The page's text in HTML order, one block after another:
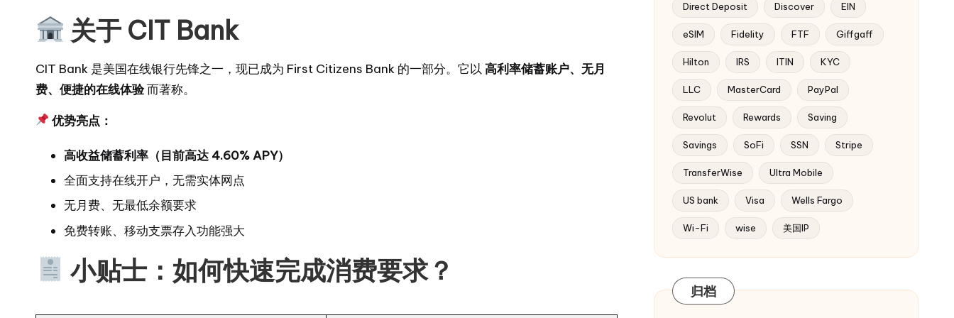
关于 CIT Bank
CIT Bank 是美国在线银行先锋之一，现已成为 First Citizens Bank 的一部分。它以 高利率储蓄账户、无月
费、便捷的在线体验而著称。
优势亮点：
高收益储蓄利率（目前高达 4.60% APY）
全面支持在线开户，无需实体网点
无月费、无最低余额要求
免费转账、移动支票存入功能强大
小贴士：如何快速完成消费要求？
Direct Deposit Discover EIN
eSIM Fidelity FTF Giffgaff
Hilton IRS ITIN KYC
LLC MasterCard PayPal
Revolut Rewards Saving
Savings SoFi SSN Stripe
TransferWise Ultra Mobile
US bank Visa Wells Fargo
Wi-Fi wise 美国IP
归档